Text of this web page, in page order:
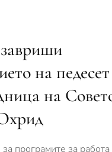
на
на
програмите за работа